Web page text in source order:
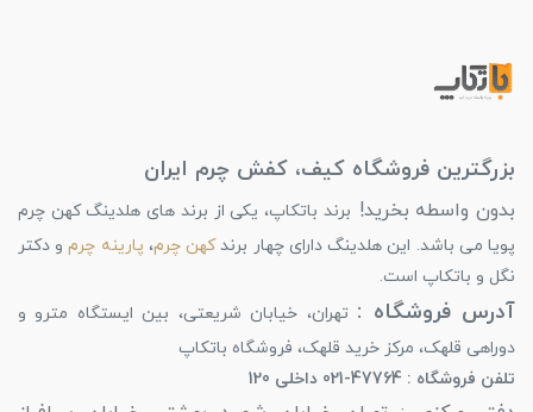
بزرگترین فروشگاه کیف، کفش چرم ایران
بدون واسطه بخرید! برند باتکاپ، یکی از برند های هلدینگ کهن چرم
پویا می باشد. این هلدینگ دارای چهار برندکهن چرم، پارینه چرمو دکتر
نگل و باتکاپ است.
آدرس فروشگاه : تهران، خیابان شریعتی، بین ایستگاه مترو و
دوراهی قلهک، مرکز خرید قلهک، فروشگاه باتکاپ
تلفن فروشگاه : 47764-021 داخلی 120